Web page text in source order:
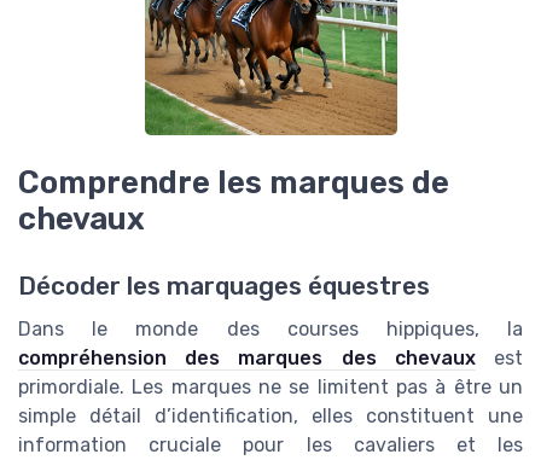
Comprendre les marques de
chevaux
Décoder les marquages équestres
Dans le monde des courses hippiques, la
compréhension des marques des chevauxest
primordiale. Les marques ne se limitent pas à être un
simple détail d’identification, elles constituent une
information cruciale pour les cavaliers et les